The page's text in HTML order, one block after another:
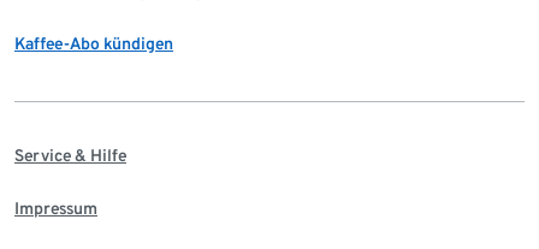
Kaffee-Abo kündigen
Service & Hilfe
Impressum